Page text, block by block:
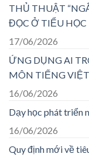
THỦ THUẬT
ĐỌC Ở TIỂU HỌC
17/06/2026
ỨNG DỤNG AI
MÔN TIẾNG
16/06/2026
Dạy học phát triển
16/06/2026
Quy định mới về